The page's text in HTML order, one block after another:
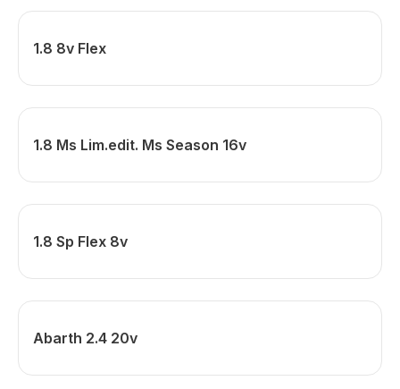
1.8 8v Flex
1.8 Ms Lim.edit. Ms Season 16v
1.8 Sp Flex 8v
Abarth 2.4 20v